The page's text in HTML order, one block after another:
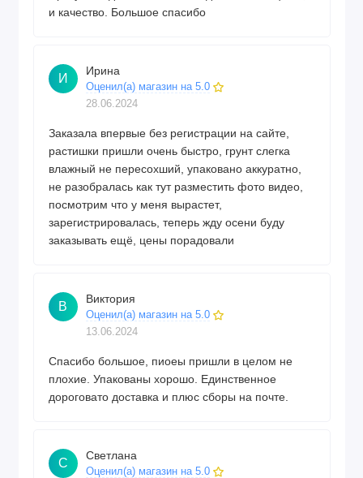
и качество. Большое спасибо
И
Ирина
Оценил(а) магазин на 5.0
28.06.2024
Заказала впервые без регистрации на сайте,
растишки пришли очень быстро, грунт слегка
влажный не пересохший, упаковано аккуратно,
не разобралась как тут разместить фото видео,
посмотрим что у меня вырастет,
зарегистрировалась, теперь жду осени буду
заказывать ещё, цены порадовали
В
Виктория
Оценил(а) магазин на 5.0
13.06.2024
Спасибо большое, пиоеы пришли в целом не
плохие. Упакованы хорошо. Единственное
дороговато доставка и плюс сборы на почте.
С
Светлана
Оценил(а) магазин на 5.0